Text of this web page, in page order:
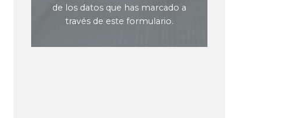
de los datos que has marcado a
través de este formulario.